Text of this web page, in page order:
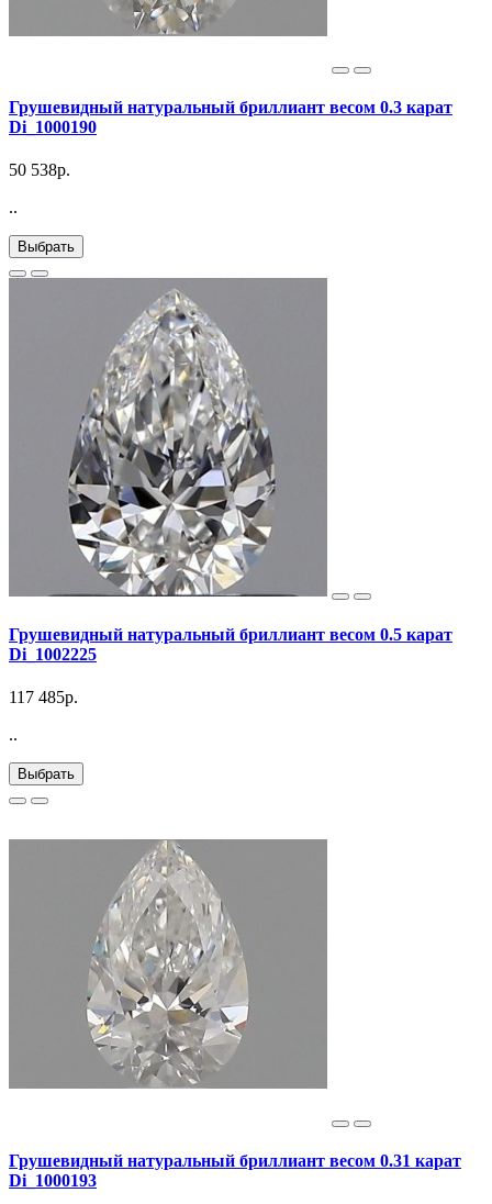
Грушевидный натуральный бриллиант весом 0.3 карат
Di_1000190
50 538р.
..
Выбрать
Грушевидный натуральный бриллиант весом 0.5 карат
Di_1002225
117 485р.
..
Выбрать
Грушевидный натуральный бриллиант весом 0.31 карат
Di_1000193